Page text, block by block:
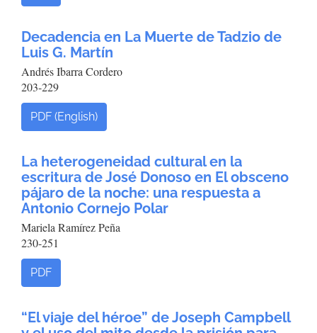
Decadencia en La Muerte de Tadzio de
Luis G. Martín
Andrés Ibarra Cordero
203-229
PDF (English)
La heterogeneidad cultural en la
escritura de José Donoso en El obsceno
pájaro de la noche: una respuesta a
Antonio Cornejo Polar
Mariela Ramírez Peña
230-251
PDF
“El viaje del héroe” de Joseph Campbell